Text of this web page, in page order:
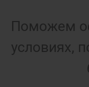
Поможем
условиях,